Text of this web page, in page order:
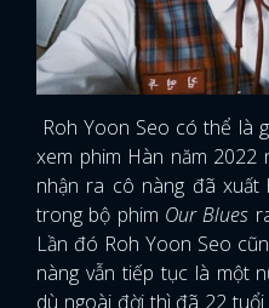
Roh Yoon Seo có thể là
xem phim Hàn năm
nhận ra cô nàng đã xuất
trong bộ phim Our Blues
Lần đó Roh Yoon Seo
nàng vẫn tiếp tục là một
dù ngoài đời thì đã 22